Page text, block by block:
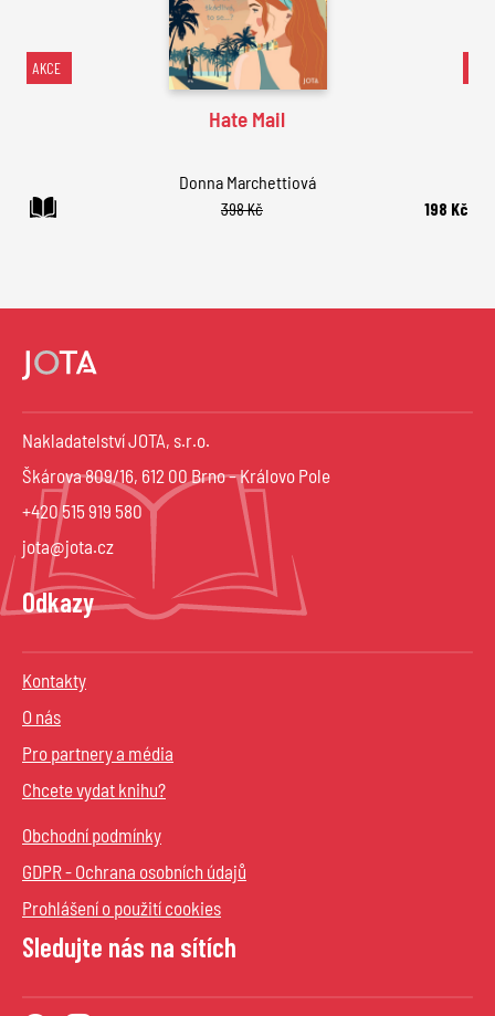
AKCE
Hate Mail
Donna Marchettiová
398 Kč
198 Kč
Nakladatelství JOTA, s.r.o.
Škárova 809/16, 612 00 Brno – Královo Pole
+420 515 919 580
jota@jota.cz
Odkazy
Kontakty
O nás
Pro partnery a média
Chcete vydat knihu?
Obchodní podmínky
GDPR - Ochrana osobních údajů
Prohlášení o použití cookies
Sledujte nás na sítích